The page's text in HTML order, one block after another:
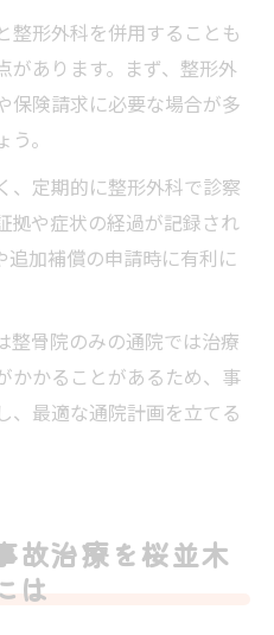
整形外科を併用することも
があります。まず、整形外
保険請求に必要な場合が多
。
、定期的に整形外科で診察
拠や症状の経過が記録され
追加補償の申請時に有利に
整骨院のみの通院では治療
かかることがあるため、事
、最適な通院計画を立てる
故治療を桜並木
は